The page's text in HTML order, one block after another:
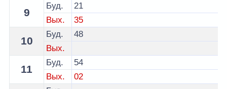
9
Буд.
21
Вых.
35
10
Буд.
48
Вых.
11
Буд.
54
Вых.
02